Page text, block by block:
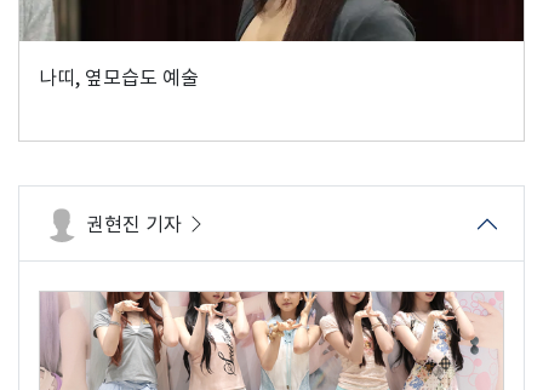
나띠, 옆모습도 예술
권현진 기자